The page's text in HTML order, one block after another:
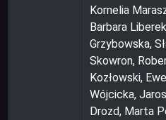
Kornelia
Barbara
Grzybowska,
Skowron,
Kozłowski,
Wójcicka,
Drozd, Marta